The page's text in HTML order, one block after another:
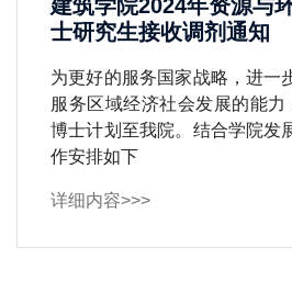
建筑学院2024年资源与
士研究生接收调剂通知
为更好的服务国家战略，进一
服务区域经济社会发展的能
博士计划至我院。结合学院发
作安排如下
详细内容>>>